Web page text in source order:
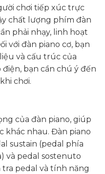
chơi tiếp xúc trực
chất lượng phím đàn
phải nhạy, linh hoạt
với đàn piano cơ, bạn
và cấu trúc của
bạn cần chú ý đến
chơi.
của đàn piano, giúp
khác nhau. Đàn piano
sustain (pedal phía
và pedal sostenuto
tra pedal và tính năng